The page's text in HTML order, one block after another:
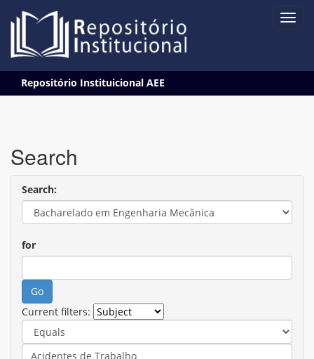
navigation
Repositório Instituicional AEE
Search
Search:
for
Current filters: